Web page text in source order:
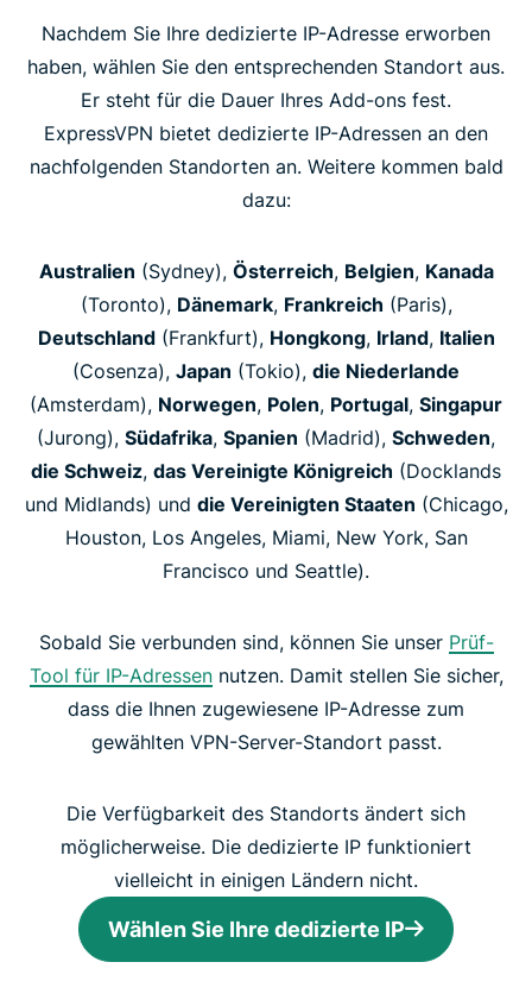
Nachdem Sie Ihre dedizierte IP-Adresse erworben
haben, wählen Sie den entsprechenden Standort aus.
Er steht für die Dauer Ihres Add-ons fest.
ExpressVPN bietet dedizierte IP-Adressen an den
nachfolgenden Standorten an. Weitere kommen bald
dazu:
Australien (Sydney), Österreich, Belgien, Kanada
(Toronto), Dänemark, Frankreich (Paris),
Deutschland(Frankfurt), Hongkong, Irland, Italien
(Cosenza), Japan (Tokio), die Niederlande
(Amsterdam), Norwegen, Polen, Portugal, Singapur
(Jurong), Südafrika, Spanien (Madrid), Schweden,
die Schweiz, das Vereinigte Königreich (Docklands
und Midlands) und die Vereinigten Staaten (Chicago,
Houston, Los Angeles, Miami, New York, San
Francisco und Seattle).
Sobald Sie verbunden sind, können Sie unser Prüf-
Tool für IP-Adressennutzen. Damit stellen Sie sicher,
dass die Ihnen zugewiesene IP-Adresse zum
gewählten VPN-Server-Standort passt.
Die Verfügbarkeit des Standorts ändert sich
möglicherweise. Die dedizierte IP funktioniert
vielleicht in einigen Ländern nicht.
Wählen Sie Ihre dedizierte IP